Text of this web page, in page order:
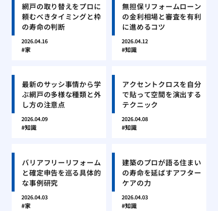
網戸の取り替えをプロに
頼むべきタイミングと枠
の寿命の判断
2026.04.16
家
無担保リフォームローン
の金利相場と審査を有利
に進めるコツ
2026.04.12
知識
最新のサッシ事情から学
ぶ網戸の多様な種類と外
し方の注意点
2026.04.09
知識
アクセントクロスを自分
で貼って空間を演出する
テクニック
2026.04.08
知識
バリアフリーリフォーム
と確定申告を巡る具体的
な事例研究
2026.04.03
家
建築のプロが語る住まい
の寿命を延ばすアフター
ケアの力
2026.04.03
知識